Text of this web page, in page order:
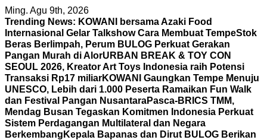
Skip
to
content
Ming. Agu 9th, 2026
Trending News: KOWANI bersama Azaki Food
Internasional Gelar Talkshow Cara Membuat TempeStok
Beras Berlimpah, Perum BULOG Perkuat Gerakan
Pangan Murah di AlorURBAN BREAK & TOY CON
SEOUL 2026, Kreator Art Toys Indonesia raih Potensi
Transaksi Rp17 miliarKOWANI Gaungkan Tempe Menuju
UNESCO, Lebih dari 1.000 Peserta Ramaikan Fun Walk
dan Festival Pangan NusantaraPasca-BRICS TMM,
Mendag Busan Tegaskan Komitmen Indonesia Perkuat
Sistem Perdagangan Multilateral dan Negara
Berkembang Kepala Bapanas dan Dirut BULOG Berikan